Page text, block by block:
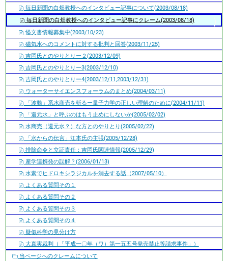
毎日新聞の白畑教授へのインタビュー記事について(2003/08/18)
毎日新聞の白畑教授へのインタビュー記事にクレーム(2003/08/18)
怪文書情報募集中(2003/10/23)
磁気水へのコメントに対する批判と回答(2003/11/25)
吉岡氏とのやりとりー２(2003/12/09)
吉岡氏とのやりとりー3(2003/12/10)
吉岡氏とのやりとりー4(2003/12/11,2003/12/31)
ウォーターサイエンスフォーラムのまとめ(2004/03/11)
「波動」系水商売を斬るー量子力学の正しい理解のために(2004/11/11)
「還元水」と呼ぶのはもう止めにしないか(2005/02/02)
水商売（還元水？）な方とのやりとり(2005/02/22)
「水からの伝言」江本氏の主張(2005/12/28)
排除命令と立証責任：吉岡氏関連情報(2005/12/29)
産学連携発の誤解？(2006/01/13)
水素でヒドロキシラジカルを消去する話（2007/05/10）
よくある質問その１
よくある質問その２
よくある質問その３
よくある質問その４
疑似科学の見分け方
大真実裁判（「平成一〇年（ワ）第一五五号発売禁止等請求事件」）
当ページへのクレームについて